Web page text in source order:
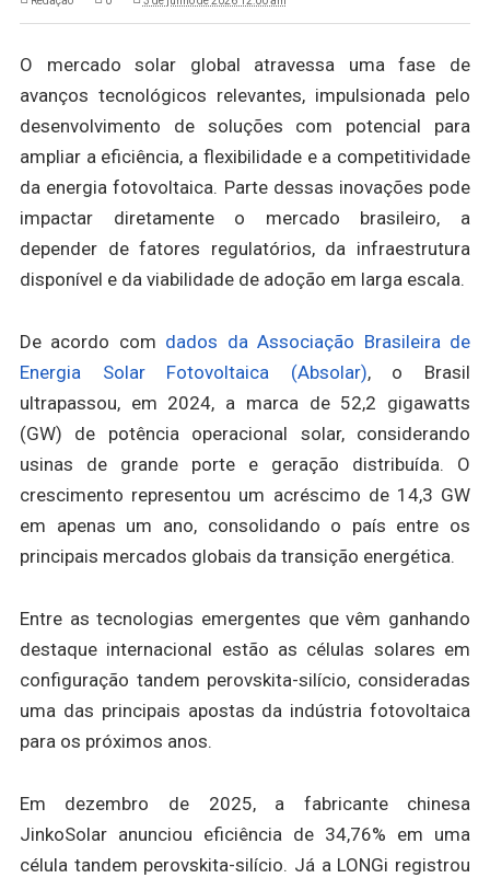
O mercado solar global atravessa uma fase de
avanços tecnológicos relevantes, impulsionada pelo
desenvolvimento de soluções com potencial para
ampliar a eficiência, a flexibilidade e a competitividade
da energia fotovoltaica. Parte dessas inovações pode
impactar diretamente o mercado brasileiro, a
depender de fatores regulatórios, da infraestrutura
disponível e da viabilidade de adoção em larga escala.
De acordo com dados da Associação Brasileira de
Energia Solar Fotovoltaica (Absolar), o Brasil
ultrapassou, em 2024, a marca de 52,2 gigawatts
(GW) de potência operacional solar, considerando
usinas de grande porte e geração distribuída. O
crescimento representou um acréscimo de 14,3 GW
em apenas um ano, consolidando o país entre os
principais mercados globais da transição energética.
Entre as tecnologias emergentes que vêm ganhando
destaque internacional estão as células solares em
configuração tandem perovskita-silício, consideradas
uma das principais apostas da indústria fotovoltaica
para os próximos anos.
Em dezembro de 2025, a fabricante chinesa
JinkoSolar anunciou eficiência de 34,76% em uma
célula tandem perovskita-silício. Já a LONGi registrou